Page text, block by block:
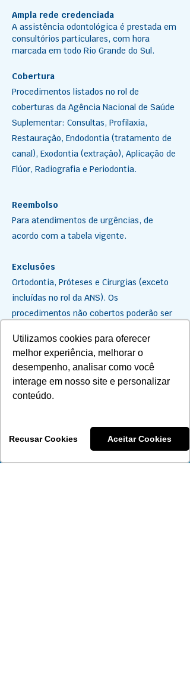
Utilizamos cookies para oferecer
melhor experiência, melhorar o
desempenho, analisar como você
interage em nosso site e personalizar
conteúdo.
Recusar Cookies Aceitar Cookies
Ampla rede credenciada
A assistência odontológica é prestada em
consultórios particulares, com hora
marcada em todo Rio Grande do Sul.
Cobertura
Procedimentos listados no rol de
coberturas da Agência Nacional de Saúde
Suplementar: Consultas, Profilaxia,
Restauração, Endodontia (tratamento de
canal), Exodontia (extração), Aplicação de
Flúor, Radiografia e Periodontia.
Reembolso
Para atendimentos de urgências, de
acordo com a tabela vigente.
Exclusões
Ortodontia, Próteses e Cirurgias (exceto
incluídas no rol da ANS). Os
procedimentos não cobertos poderão ser
convênio firmado entre Saúde PAS e a
ServiCOOP (de acordo com os critérios da
empresa).
Carências